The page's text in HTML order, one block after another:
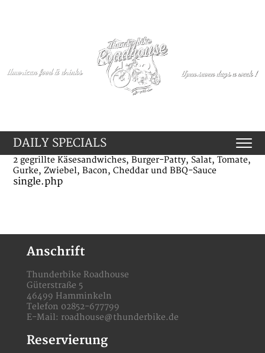
DAILY SPECIALS
2 gegrillte Käsesandwiches, Burger-Patty, Salat, Tomate,
Gurke, Zwiebel, Bacon, Cheddar und BBQ-Sauce
single.php
Anschrift
Thunderbike Roadhouse
Güterstraße 5
46499 Hamminkeln
Telefon 02852-677799
E-Mail: roadhouse@thunderbike.de
Reservierung